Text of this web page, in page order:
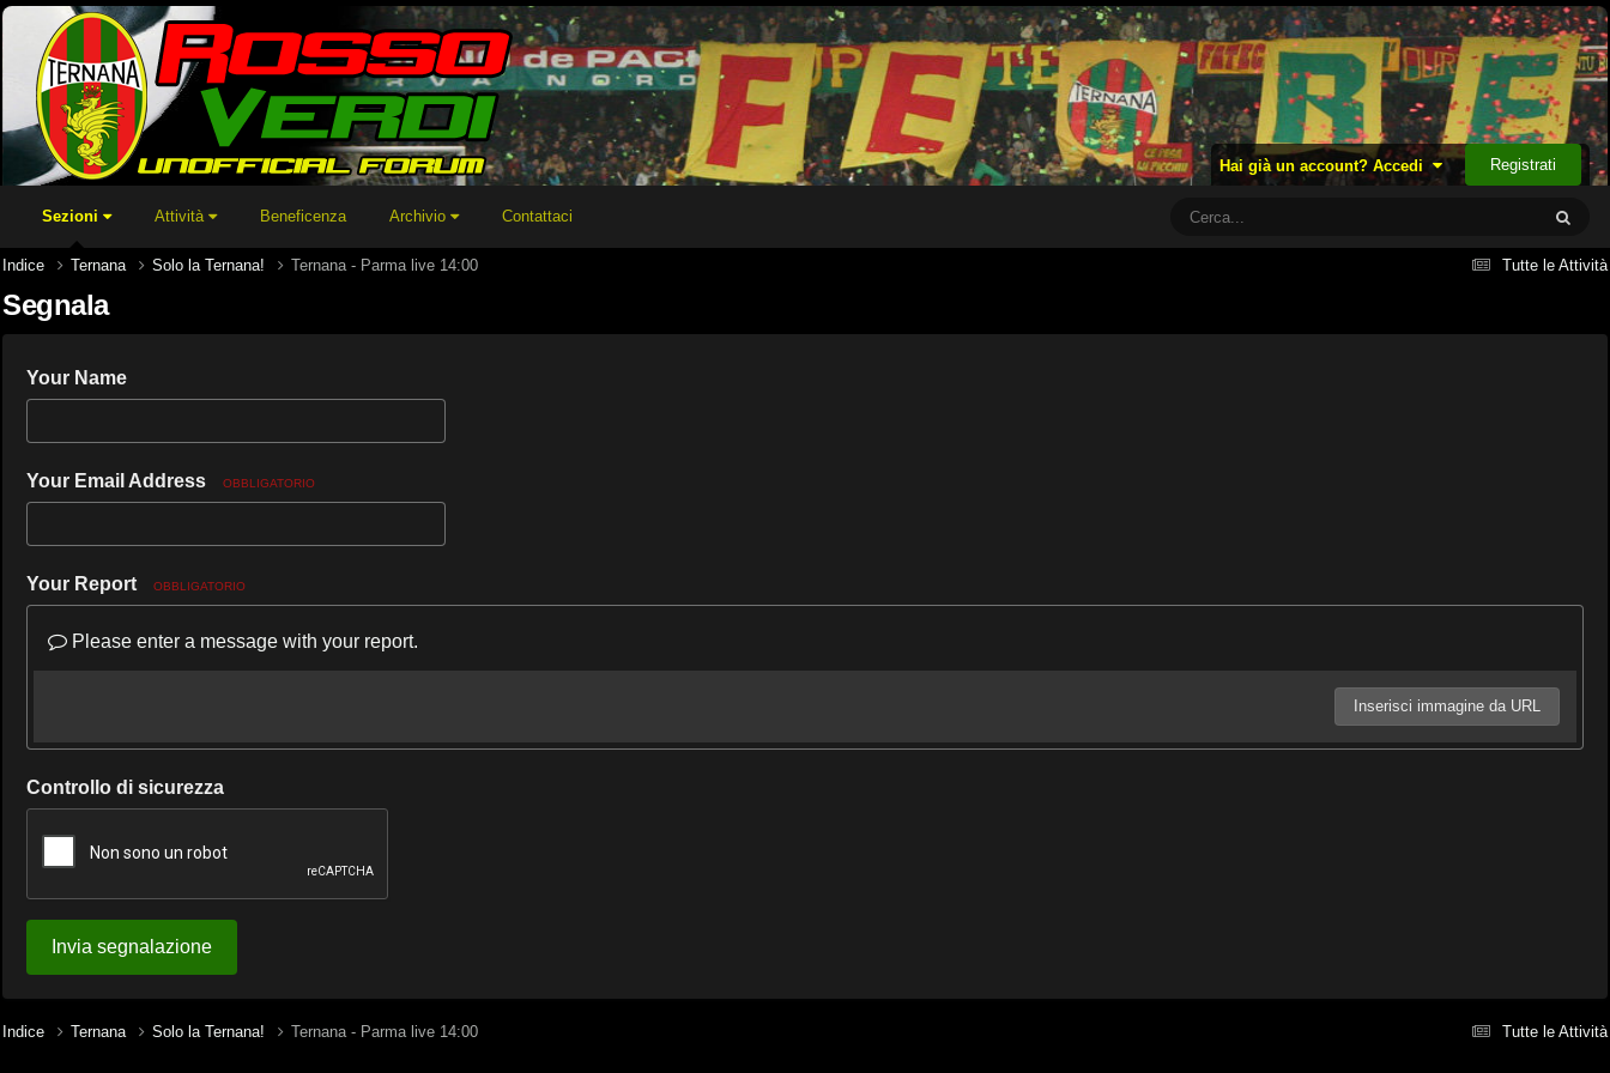
Hai già un account? Accedi Registrati
Sezioni Attività Beneficenza Archivio Contattaci
Tutte le Attività
Indice Ternana Solo la Ternana! Ternana - Parma live 14:00
Segnala
Your Name
Your Email Address OBBLIGATORIO
Your Report OBBLIGATORIO
Please enter a message with your report.
Inserisci immagine da URL
Controllo di sicurezza
Invia segnalazione
Tutte le Attività
Indice Ternana Solo la Ternana! Ternana - Parma live 14:00